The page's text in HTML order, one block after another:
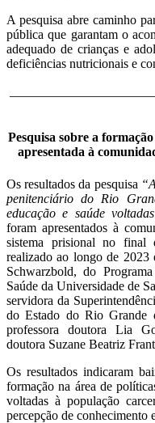
A pesquisa abre caminho
pública que garantam o
adequado de crianças e
deficiências nutricionais e
Pesquisa sobre a
apresentada à
Os resultados da pesquisa
penitenciário do Rio
educação e saúde
foram apresentados à
sistema prisional no
realizado ao longo de 2023
Schwarzbold, do
Saúde da Universidade de
servidora da
do Estado do Rio Grande
professora doutora Lia
doutora Suzane Beatriz
Os resultados indicaram
formação na área de
voltadas à população
percepção de conhecimento